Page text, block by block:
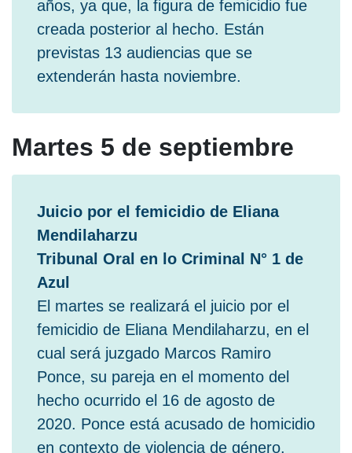
años, ya que, la figura de femicidio fue
creada posterior al hecho. Están
previstas 13 audiencias que se
extenderán hasta noviembre.
Martes 5 de septiembre
Juicio por el femicidio de Eliana
Mendilaharzu
Tribunal Oral en lo Criminal N° 1 de
Azul
El martes se realizará el juicio por el
femicidio de Eliana Mendilaharzu, en el
cual será juzgado Marcos Ramiro
Ponce, su pareja en el momento del
hecho ocurrido el 16 de agosto de
2020. Ponce está acusado de homicidio
en contexto de violencia de género.